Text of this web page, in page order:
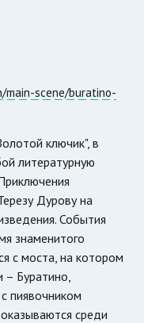
scene/buratino-
ключик", в
литературную
Дурову на
События
знаменитого
с моста, на котором
– Буратино,
пиявочником
среди